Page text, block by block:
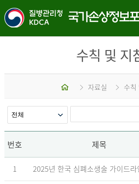
수칙 및 지
자료실 수칙
번호 제목
1 2025년 한국 심폐소생술 가이드라